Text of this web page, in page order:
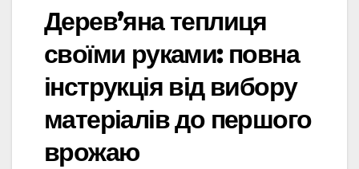
Дерев’яна теплиця
своїми руками: повна
інструкція від вибору
матеріалів до першого
врожаю